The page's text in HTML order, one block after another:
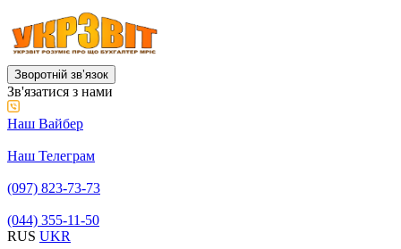
Зворотній звʼязок
Зв'язатися з нами
Наш Вайбер
Наш Телеграм
(097) 823-73-73
(044) 355-11-50
RUS UKR